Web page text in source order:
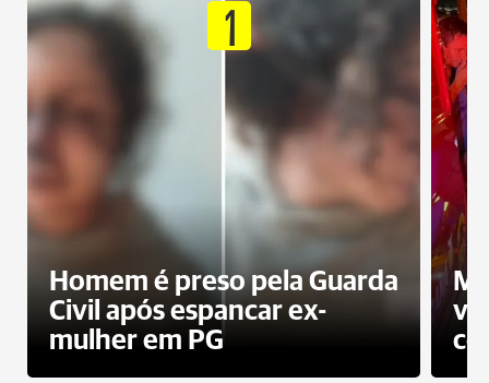
1
Homem é preso pela Guarda
Civil após espancar ex-
mulher em PG